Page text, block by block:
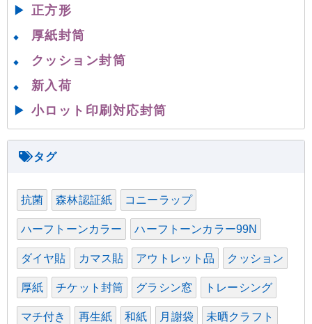
▶ 正方形
◆ 厚紙封筒
◆ クッション封筒
◆
新入荷
▶ 小ロット印刷対応封筒
抗菌 森林認証紙 コニーラップ
ハーフトーンカラー ハーフトーンカラー99N
ダイヤ貼 カマス貼 アウトレット品 クッション
厚紙 チケット封筒 グラシン窓 トレーシング
マチ付き 再生紙 和紙 月謝袋 未晒クラフト